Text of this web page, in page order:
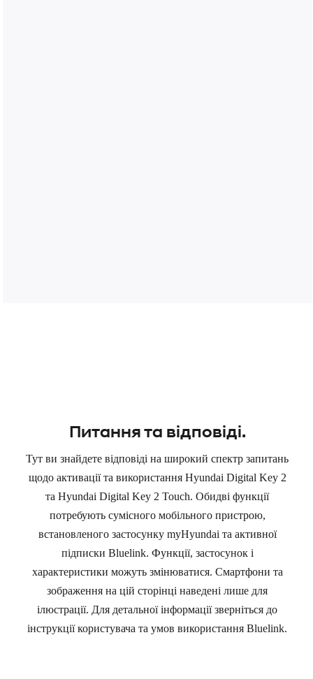
Питання та відповіді.
Тут ви знайдете відповіді на широкий спектр запитань
щодо активації та використання Hyundai Digital Key 2
та Hyundai Digital Key 2 Touch. Обидві функції
потребують сумісного мобільного пристрою,
встановленого застосунку myHyundai та активної
підписки Bluelink. Функції, застосунок і
характеристики можуть змінюватися. Смартфони та
зображення на цій сторінці наведені лише для
ілюстрації. Для детальної інформації зверніться до
інструкції користувача та умов використання Bluelink.